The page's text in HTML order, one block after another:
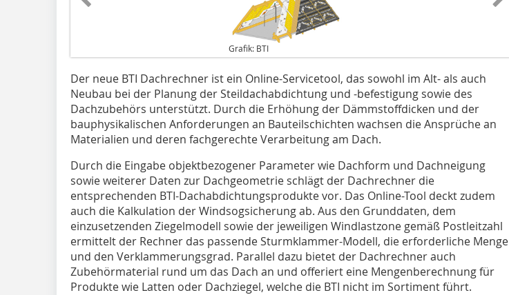
Grafik: BTI
Der neue BTI Dachrechner ist ein Online-Servicetool, das sowohl im Alt- als auch
Neubau bei der Planung der Steildachabdichtung und -befestigung sowie des
Dachzubehörs unterstützt. Durch die Erhöhung der Dämmstoffdicken und der
bauphysikalischen Anforderungen an Bauteilschichten wachsen die Ansprüche an
Materialien und deren fachgerechte Verarbeitung am Dach.
Durch die Eingabe objektbezogener Parameter wie Dachform und Dachneigung
sowie weiterer Daten zur Dachgeometrie schlägt der Dachrechner die
entsprechenden BTI-Dachabdichtungsprodukte vor. Das Online-Tool deckt zudem
auch die Kalkulation der Windsogsicherung ab. Aus den Grunddaten, dem
einzusetzenden Ziegelmodell sowie der jeweiligen Windlastzone gemäß Postleitzahl
ermittelt der Rechner das passende Sturmklammer-Modell, die erforderliche Menge
und den Verklammerungsgrad. Parallel dazu bietet der Dachrechner auch
Zubehörmaterial rund um das Dach an und offeriert eine Mengenberechnung für
Produkte wie Latten oder Dachziegel, welche die BTI nicht im Sortiment führt.